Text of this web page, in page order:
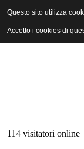
ANICA |
114 visitatori online
Questo sito utilizza
Accetto i cookies di
Questo sito utilizza
Accetto i cookies di